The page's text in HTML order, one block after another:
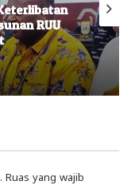
Ruas yang wajib